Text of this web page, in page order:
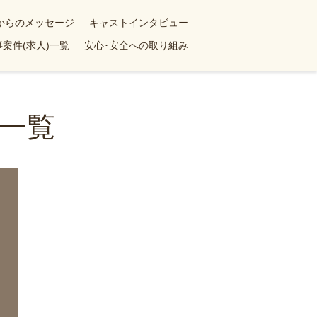
らのメッセージ
キャストインタビュー
案件(求人)一覧
安心･安全への取り組み
覧